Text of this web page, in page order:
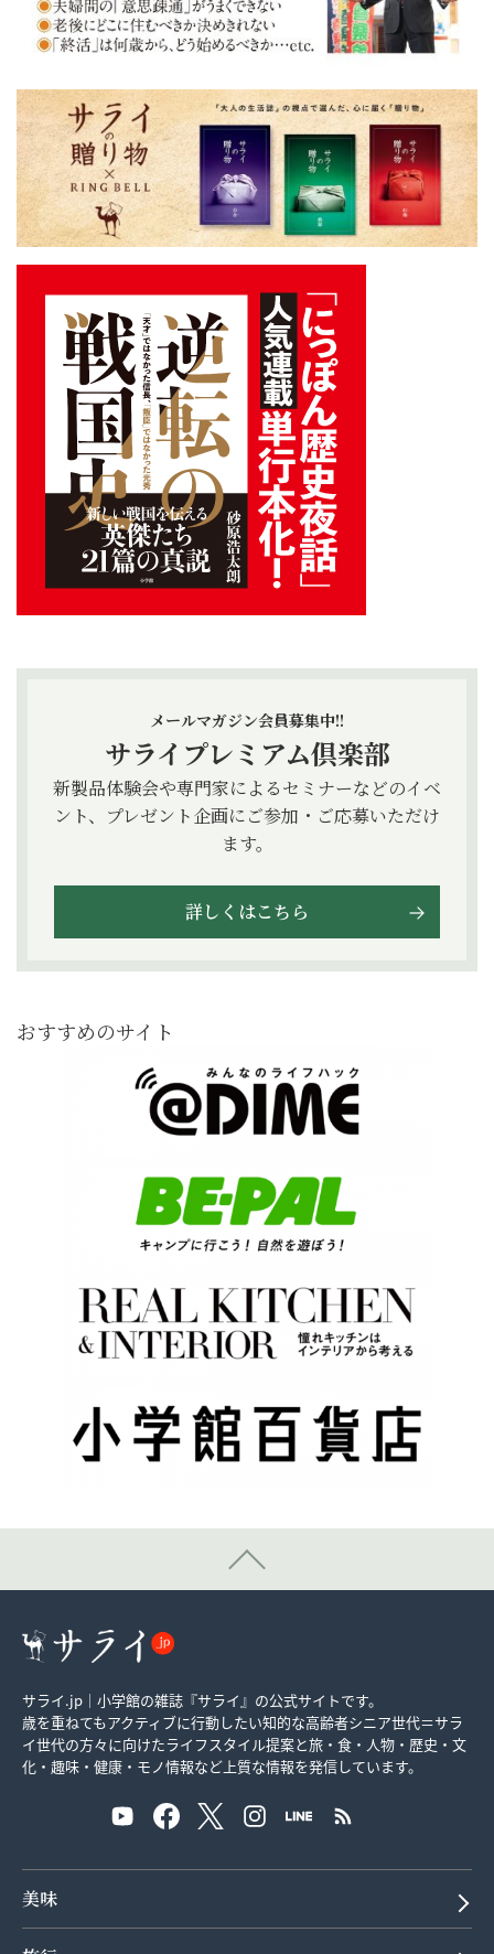
メールマガジン会員募集中!!
サライプレミアム倶楽部
新製品体験会や専門家によるセミナーなどのイベ
ント、プレゼント企画にご参加・ご応募いただけ
ます。
詳しくはこちら
おすすめのサイト
サライ.jp｜小学館の雑誌『サライ』の公式サイトです。
歳を重ねてもアクティブに行動したい知的な高齢者シニア世代＝サラ
イ世代の方々に向けたライフスタイル提案と旅・食・人物・歴史・文
化・趣味・健康・モノ情報など上質な情報を発信しています。
美味